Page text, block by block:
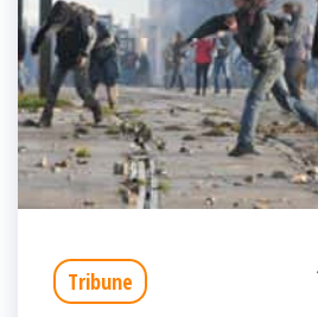
Tribune